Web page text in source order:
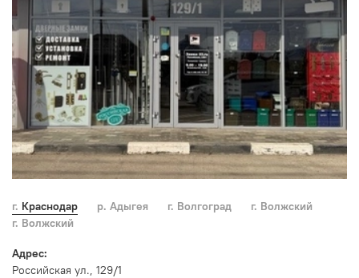
г. Краснодар р. Адыгея г. Волгоград
г. Волжский
г. Волжский
Адрес:
Российская ул., 129/1